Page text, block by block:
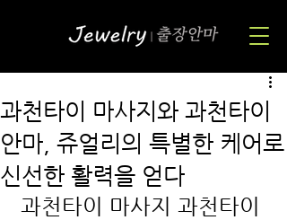
과천타이 마사지와 과천타이
안마, 쥬얼리의 특별한 케어로
신선한 활력을 얻다
과천타이 마사지 과천타이